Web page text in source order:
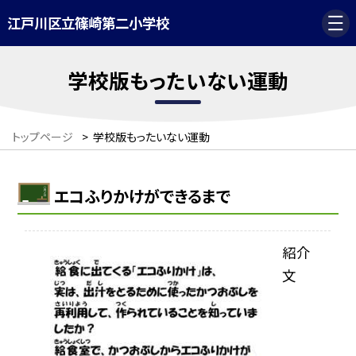
江戸川区立篠崎第二小学校
学校版もったいない運動
トップページ > 学校版もったいない運動
エコふりかけができるまで
紹介
文